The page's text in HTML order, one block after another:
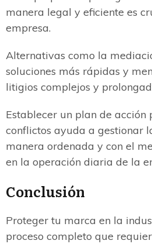
manera legal y eficiente es
empresa.
Alternativas como la
soluciones más rápidas y
litigios complejos y
Establecer un plan de acción
conflictos ayuda a gestionar
manera ordenada y con el
en la operación diaria de la
Conclusión
Proteger tu marca en la
proceso completo que